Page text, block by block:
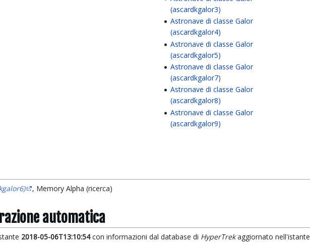
(ascardkgalor3)
Astronave di classe Galor
(ascardkgalor4)
Astronave di classe Galor
(ascardkgalor5)
Astronave di classe Galor
(ascardkgalor7)
Astronave di classe Galor
(ascardkgalor8)
Astronave di classe Galor
(ascardkgalor9)
, Memory Alpha (ricerca)
automatica
2018-05-06T13:10:54con informazioni dal database di HyperTrekaggiornato nell'istante